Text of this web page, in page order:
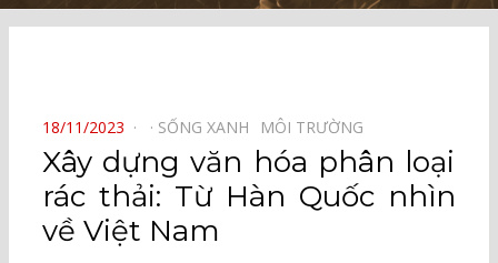
POSTED
ON
18/11/2023 SỐNG XANH⠀ MÔI TRƯỜNG⠀
Xây dựng văn hóa phân loại
rác thải: Từ Hàn Quốc nhìn
về Việt Nam